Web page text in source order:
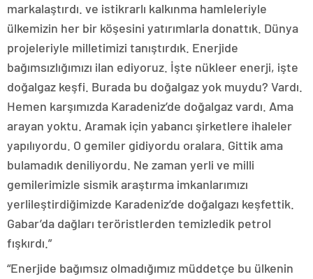
markalaştırdı. ve istikrarlı kalkınma hamleleriyle
ülkemizin her bir köşesini yatırımlarla donattık. Dünya
projeleriyle milletimizi tanıştırdık. Enerjide
bağımsızlığımızı ilan ediyoruz. İşte nükleer enerji, işte
doğalgaz keşfi. Burada bu doğalgaz yok muydu? Vardı.
Hemen karşımızda Karadeniz’de doğalgaz vardı. Ama
arayan yoktu. Aramak için yabancı şirketlere ihaleler
yapılıyordu. O gemiler gidiyordu oralara. Gittik ama
bulamadık deniliyordu. Ne zaman yerli ve milli
gemilerimizle sismik araştırma imkanlarımızı
yerlileştirdiğimizde Karadeniz’de doğalgazı keşfettik.
Gabar’da dağları teröristlerden temizledik petrol
fışkırdı.”
“Enerjide bağımsız olmadığımız müddetçe bu ülkenin